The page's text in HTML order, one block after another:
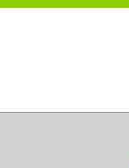
Direkt zum Inhalt